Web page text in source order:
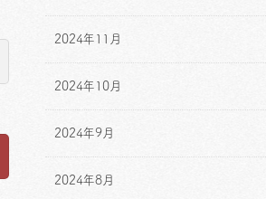
2024年11月
2024年10月
2024年9月
2024年8月